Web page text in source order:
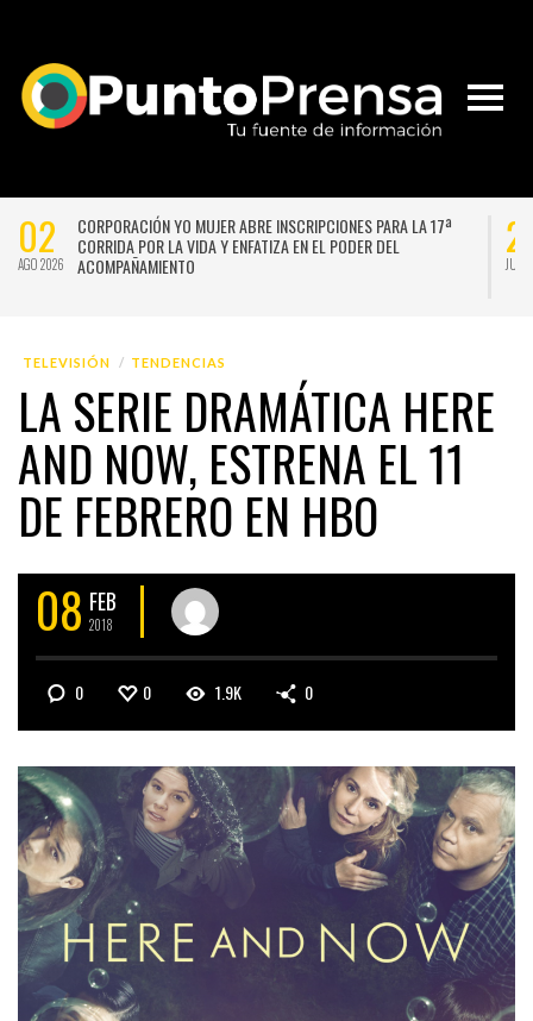
02
AGO 2026
CORPORACIÓN YO MUJER ABRE INSCRIPCIONES PARA LA 17ª
CORRIDA POR LA VIDA Y ENFATIZA EN EL PODER DEL
ACOMPAÑAMIENTO
JUL
TELEVISIÓN TENDENCIAS
LA SERIE DRAMÁTICA HERE
AND NOW, ESTRENA EL 11
DE FEBRERO EN HBO
08 FEB
2018
0 0 1.9K 0